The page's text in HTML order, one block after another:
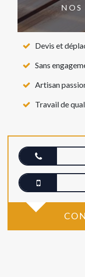
Devis et
Sans
Artisan
Travail de